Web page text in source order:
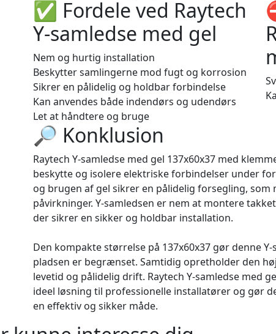
✅ Fordele ved Raytech
Y-samledse med gel
Nem og hurtig installation
Beskytter samlingerne mod fugt og korrosion
Sikrer en pålidelig og holdbar forbindelse
Kan anvendes både indendørs og udendørs
Let at håndtere og bruge
🔎 Konklusion
Raytech Y-samledse med gel 137x60x37 med
beskytte og isolere elektriske forbindelser under
og brugen af gel sikrer en pålidelig forsegling,
påvirkninger. Y-samledsen er nem at montere
der sikrer en sikker og holdbar installation.
Den kompakte størrelse på 137x60x37 gør denne
pladsen er begrænset. Samtidig opretholder den
levetid og pålidelig drift. Raytech Y-samledse med
ideel løsning til professionelle installatører og gør
en effektiv og sikker måde.